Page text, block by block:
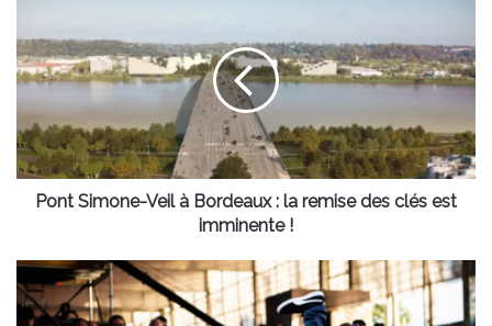
Veil
à
Bordeaux
:
la
remise
des
clés
!
Pont Simone-Veil à Bordeaux : la remise des clés est
imminente !
Un
festival
de